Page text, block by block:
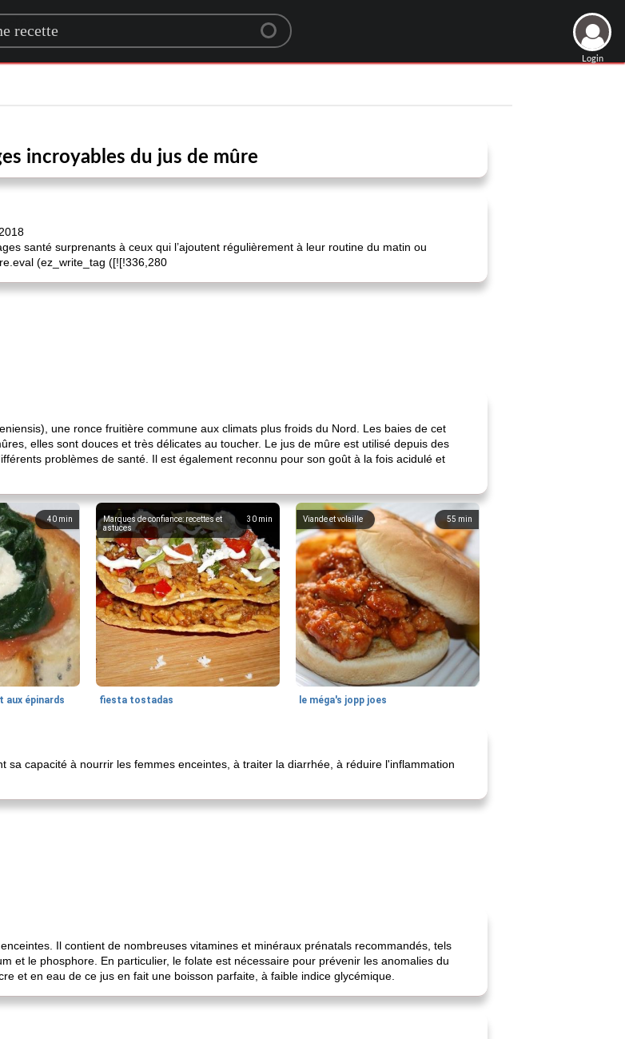
Login
incroyables du jus de mûre
santé surprenants à ceux qui l’ajoutent régulièrement à leur routine du matin ou
(ez_write_tag ([![!336,280
une ronce fruitière commune aux climats plus froids du Nord. Les baies de cet
elles sont douces et très délicates au toucher. Le jus de mûre est utilisé depuis des
problèmes de santé. Il est également reconnu pour son goût à la fois acidulé et
40 min
aux épinards
30 min
Marques de confiance: recettes et
astuces
fiesta tostadas
55 min
Viande et volaille
le méga's jopp joes
sa capacité à nourrir les femmes enceintes, à traiter la diarrhée, à réduire l'inflammation
Il contient de nombreuses vitamines et minéraux prénatals recommandés, tels
et le phosphore. En particulier, le folate est nécessaire pour prévenir les anomalies du
et en eau de ce jus en fait une boisson parfaite, à faible indice glycémique.